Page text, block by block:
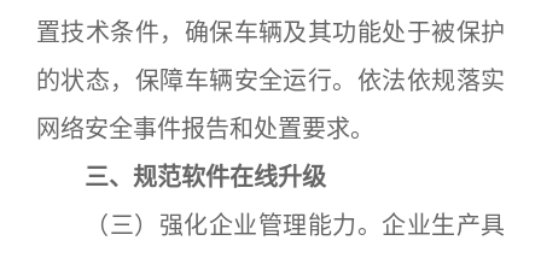
置技术条件，确保车辆及其功能处于被保护
的状态，保障车辆安全运行。依法依规落实
网络安全事件报告和处置要求。
三、规范软件在线升级
（三）强化企业管理能力。企业生产具